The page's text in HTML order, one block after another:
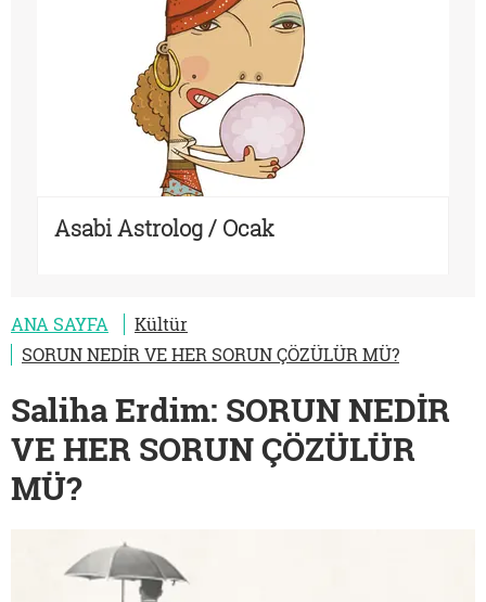
Asabi Astrolog / Ocak
ANA SAYFA
Kültür
SORUN NEDİR VE HER SORUN ÇÖZÜLÜR MÜ?
Saliha Erdim: SORUN NEDİR
VE HER SORUN ÇÖZÜLÜR
MÜ?